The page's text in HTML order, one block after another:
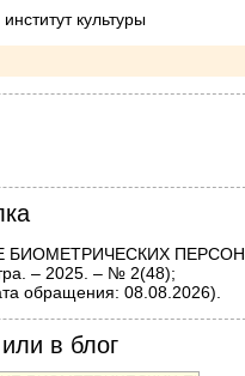
культуры
БИОМЕТРИЧЕСКИХ
– 2025. – № 2(48);
обращения: 08.08.2026).
в блог